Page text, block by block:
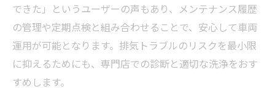
できた」というユーザーの声もあり、メンテナンス履歴
の管理や定期点検と組み合わせることで、安心して車両
運用が可能となります。排気トラブルのリスクを最小限
に抑えるためにも、専門店での診断と適切な洗浄をおす
すめします。